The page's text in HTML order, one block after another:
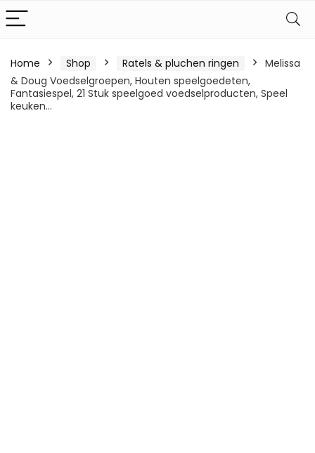
Home Shop Ratels & pluchen ringen
Melissa
& Doug Voedselgroepen, Houten speelgoedeten,
Fantasiespel, 21 Stuk speelgoed voedselproducten, Speel
keuken…